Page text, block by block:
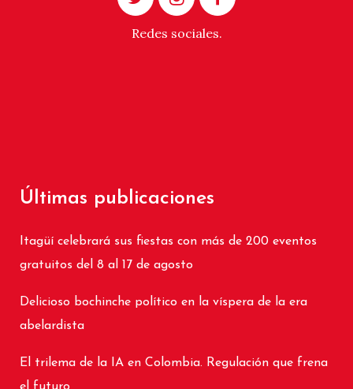
Redes sociales.
Últimas publicaciones
Itagüí celebrará sus fiestas con más de 200 eventos
gratuitos del 8 al 17 de agosto
Delicioso bochinche político en la víspera de la era
abelardista
El trilema de la IA en Colombia. Regulación que frena